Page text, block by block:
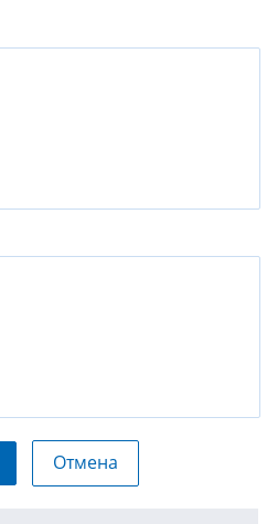
Отмена